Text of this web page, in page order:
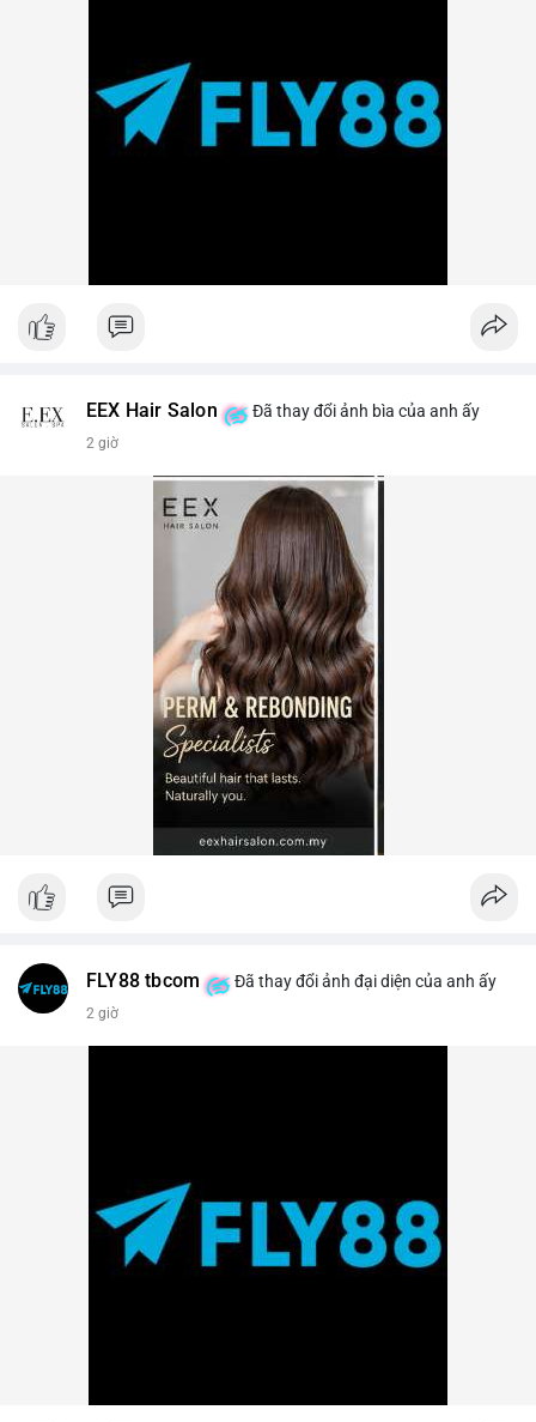
EEX Hair Salon Đã thay đổi ảnh bìa của anh ấy
2 giờ
FLY88 tbcom Đã thay đổi ảnh đại diện của anh ấy
2 giờ